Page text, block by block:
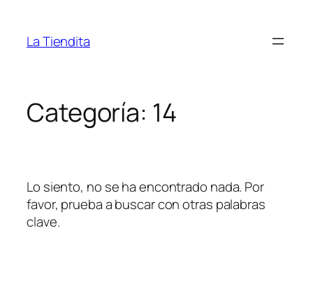
contenido
La Tiendita
Categoría: 14
Lo siento, no se ha encontrado nada. Por
favor, prueba a buscar con otras palabras
clave.